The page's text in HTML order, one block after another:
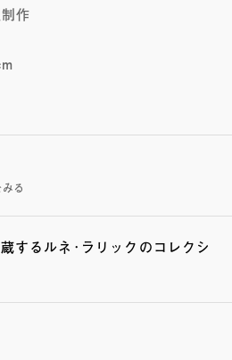
作
る
するルネ･ラリックのコレクシ